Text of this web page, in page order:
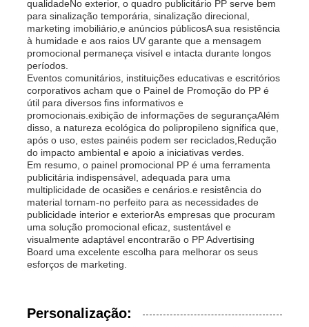
qualidadeNo exterior, o quadro publicitário PP serve bem
para sinalização temporária, sinalização direcional,
marketing imobiliário,e anúncios públicosA sua resistência
à humidade e aos raios UV garante que a mensagem
promocional permaneça visível e intacta durante longos
períodos.
Eventos comunitários, instituições educativas e escritórios
corporativos acham que o Painel de Promoção do PP é
útil para diversos fins informativos e
promocionais.exibição de informações de segurançaAlém
disso, a natureza ecológica do polipropileno significa que,
após o uso, estes painéis podem ser reciclados,Redução
do impacto ambiental e apoio a iniciativas verdes.
Em resumo, o painel promocional PP é uma ferramenta
publicitária indispensável, adequada para uma
multiplicidade de ocasiões e cenários.e resistência do
material tornam-no perfeito para as necessidades de
publicidade interior e exteriorAs empresas que procuram
uma solução promocional eficaz, sustentável e
visualmente adaptável encontrarão o PP Advertising
Board uma excelente escolha para melhorar os seus
esforços de marketing.
Personalização: